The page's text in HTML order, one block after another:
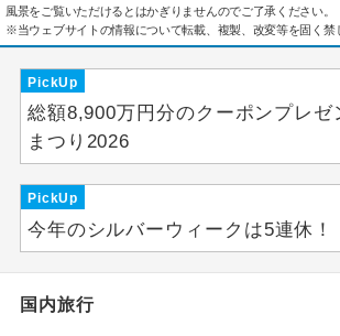
風景をご覧いただけるとはかぎりませんのでご了承ください。
※当ウェブサイトの情報について転載、複製、改変等を固く禁
PickUp
総額8,900万円分のクーポンプレゼ
まつり2026
PickUp
今年のシルバーウィークは5連休！
国内旅行